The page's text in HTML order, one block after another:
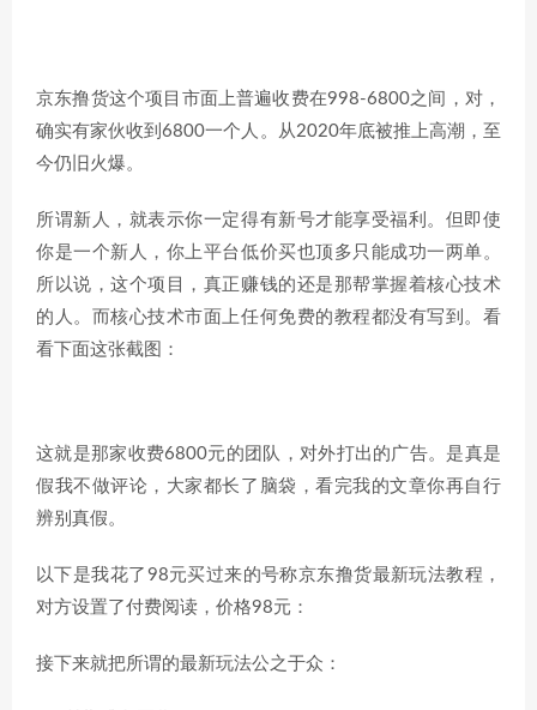
京东撸货这个项目市面上普遍收费在998-6800之间，对，
确实有家伙收到6800一个人。从2020年底被推上高潮，至
今仍旧火爆。
所谓新人，就表示你一定得有新号才能享受福利。但即使
你是一个新人，你上平台低价买也顶多只能成功一两单。
所以说，这个项目，真正赚钱的还是那帮掌握着核心技术
的人。而核心技术市面上任何免费的教程都没有写到。看
看下面这张截图：
这就是那家收费6800元的团队，对外打出的广告。是真是
假我不做评论，大家都长了脑袋，看完我的文章你再自行
辨别真假。
以下是我花了98元买过来的号称京东撸货最新玩法教程，
对方设置了付费阅读，价格98元：
接下来就把所谓的最新玩法公之于众：